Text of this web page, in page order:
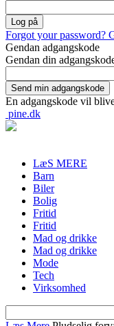
Forgot your password?
Gendan adgangskode
Gendan din
En adgangskode vil
pine.dk
LæS MERE
Barn
Biler
Bolig
Fritid
Fritid
Mad og drikke
Mad og drikke
Mode
Tech
Virksomhed